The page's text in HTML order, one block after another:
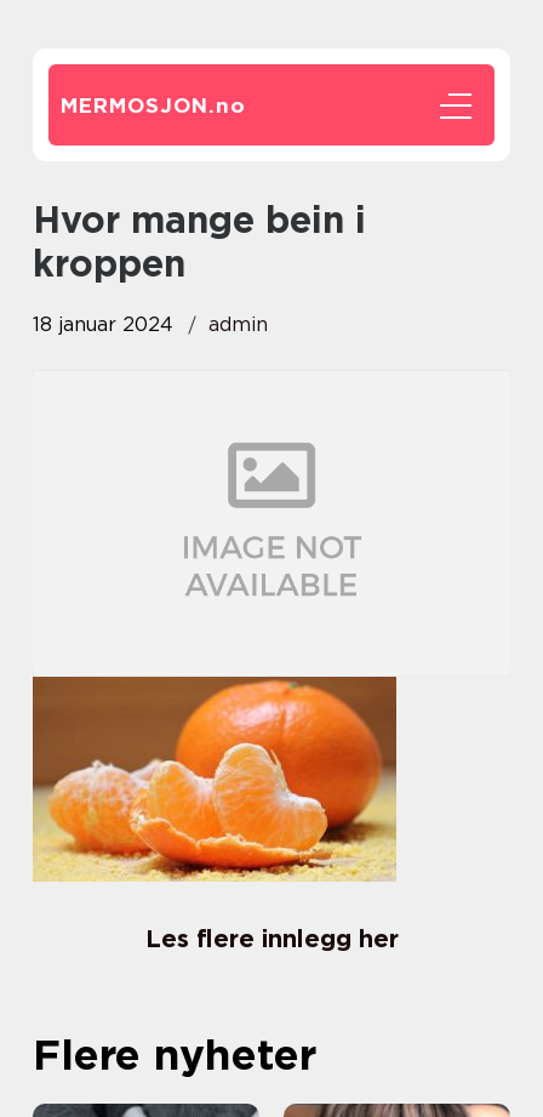
MERMOSJON.no
hvor mange bein i
kroppen
18 januar 2024 admin
Les flere innlegg her
Flere nyheter